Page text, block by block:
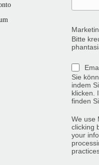
Bitte
Sie
indem
klicken.
finden
We use
clicking
your